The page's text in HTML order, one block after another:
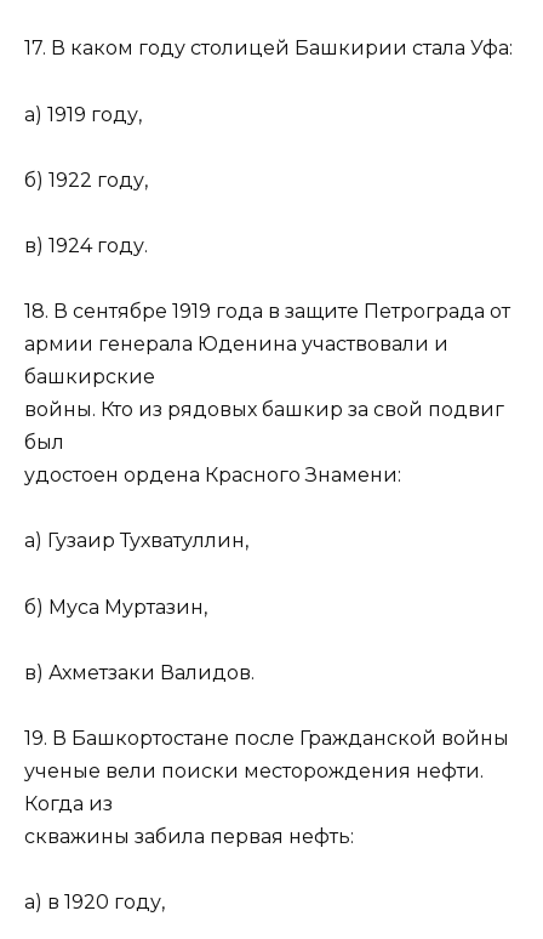
17. В каком году столицей Башкирии стала Уфа:
а) 1919 году,
б) 1922 году,
в) 1924 году.
18. В сентябре 1919 года в защите Петрограда от
армии генерала Юденина участвовали и
башкирские
войны. Кто из рядовых башкир за свой подвиг
был
удостоен ордена Красного Знамени:
а) Гузаир Тухватуллин,
б) Муса Муртазин,
в) Ахметзаки Валидов.
19. В Башкортостане после Гражданской войны
ученые вели поиски месторождения нефти.
Когда из
скважины забила первая нефть:
а) в 1920 году,